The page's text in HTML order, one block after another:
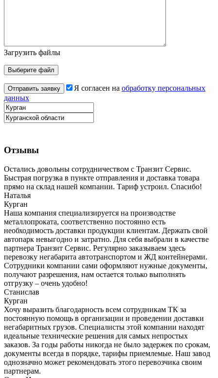
Загрузить файлы
Я согласен на обработку персональных
данных
Отзывы
Остались довольны сотрудничеством с Транзит Сервис.
Быстрая погрузка в пункте отправления и доставка товара
прямо на склад нашей компании. Тариф устроил. Спасибо!
Наталья
Курган
Наша компания специализируется на производстве
металлопроката, соответственно постоянно есть
необходимость доставки продукции клиентам. Держать свой
автопарк невыгодно и затратно. Для себя выбрали в качестве
партнера Транзит Сервис. Регулярно заказываем здесь
перевозку негабарита автотранспортом и ЖД контейнерами.
Сотрудники компании сами оформляют нужные документы,
получают разрешения, нам остается только выполнять
отгрузку – очень удобно!
Станислав
Курган
Хочу выразить благодарность всем сотрудникам ТК за
постоянную помощь в организации и проведении доставки
негабаритных грузов. Специалисты этой компании находят
идеальные технические решения для самых непростых
заказов. За годы работы никогда не было задержек по срокам,
документы всегда в порядке, тарифы приемлемые. Наш завод
однозначно может рекомендовать этого перевозчика своим
партнерам.